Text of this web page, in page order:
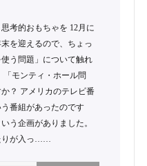
考的おもちゃを 12月に
を迎えるので、ちょっ
う問題」について触れ
「モンティ・ホール問
？ アメリカのテレビ番
番組があったのです
う企画がありました。
りが入っ……